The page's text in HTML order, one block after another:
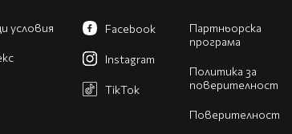
условия
Партньорска
програма
Политика за
поверителност
Поверителност
Facebook
Instagram
TikTok